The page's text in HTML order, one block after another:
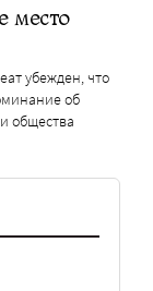
место
убежден, что
об
общества